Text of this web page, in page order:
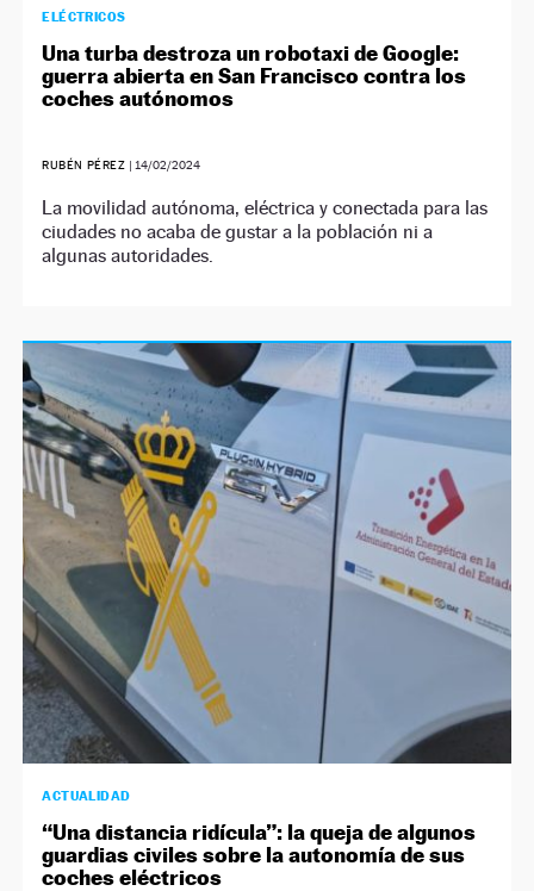
ELÉCTRICOS
Una turba destroza un robotaxi de Google:
guerra abierta en San Francisco contra los
coches autónomos
RUBÉN PÉREZ | 14/02/2024
La movilidad autónoma, eléctrica y conectada para las
ciudades no acaba de gustar a la población ni a
algunas autoridades.
ACTUALIDAD
“Una distancia ridícula”: la queja de algunos
guardias civiles sobre la autonomía de sus
coches eléctricos